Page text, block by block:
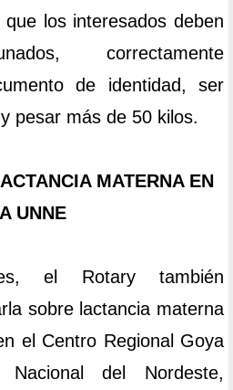
los interesados deben
correctamente
de identidad, ser
pesar más de 50 kilos.
MATERNA EN
UNNE
el Rotary también
sobre lactancia materna
el Centro Regional Goya
del Nordeste,